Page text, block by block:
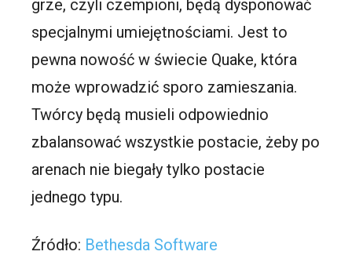
grze, czyli czempioni, będą dysponować
specjalnymi umiejętnościami. Jest to
pewna nowość w świecie Quake, która
może wprowadzić sporo zamieszania.
Twórcy będą musieli odpowiednio
zbalansować wszystkie postacie, żeby po
arenach nie biegały tylko postacie
jednego typu.
Źródło: Bethesda Software